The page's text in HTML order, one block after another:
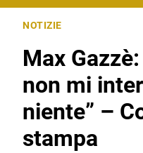
NOTIZIE
Max
non mi
niente” –
stampa